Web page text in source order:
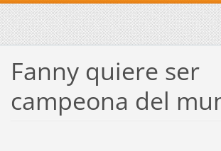
Fanny quiere ser
campeona del